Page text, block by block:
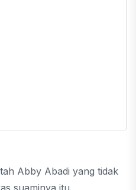
Abby Abadi yang tidak